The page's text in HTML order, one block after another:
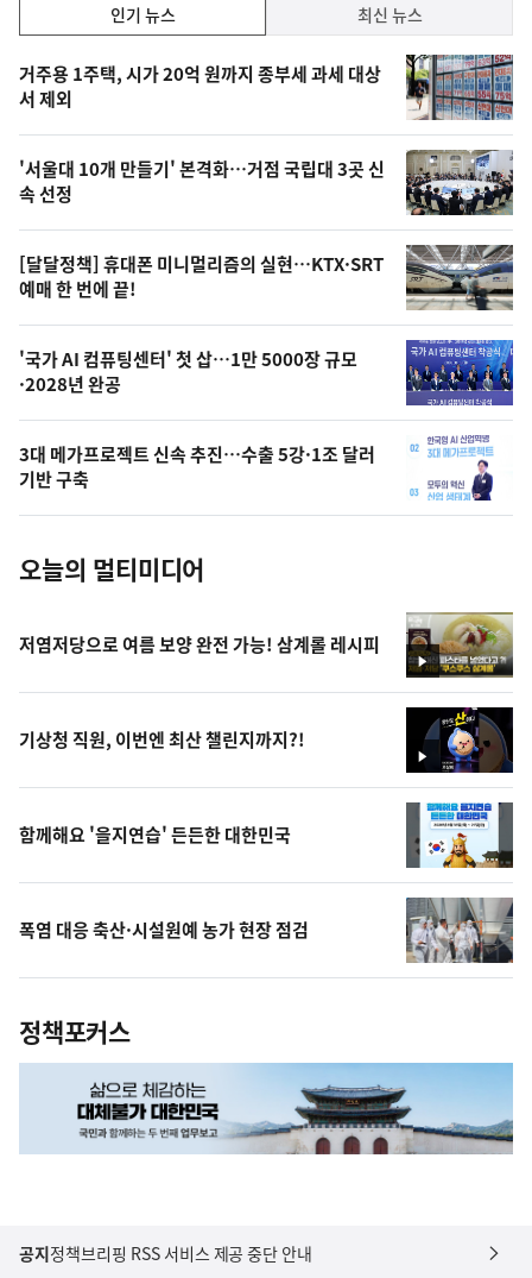
기,
최
신,
오
늘
의
영
상
오
의
사
진
인기 뉴스 최신 뉴스
인
기
뉴
스
거주용 1주택, 시가 20억 원까지 종부세 과세 대상
서 제외
'서울대 10개 만들기' 본격화…거점 국립대 3곳 신
속 선정
[달달정책] 휴대폰 미니멀리즘의 실현…KTX·SRT
예매 한 번에 끝!
'국가 AI 컴퓨팅센터' 첫 삽…1만 5000장 규모
·2028년 완공
3대 메가프로젝트 신속 추진…수출 5강·1조 달러
기반 구축
오늘의 멀티미디어
영
상
저염저당으로 여름 보양 완전 가능! 삼계롤 레시피
영
상
기상청 직원, 이번엔 최산 챌린지까지?!
함께해요 '을지연습' 든든한 대한민국
폭염 대응 축산·시설원예 농가 현장 점검
정책포커스
공지정책브리핑 RSS 서비스 제공 중단 안내